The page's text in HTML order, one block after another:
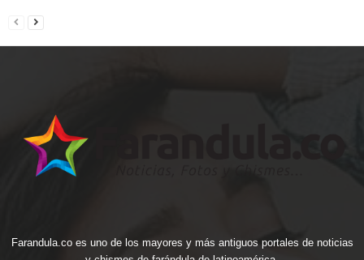
Farandula.co es uno de los mayores y más antiguos portales de noticias